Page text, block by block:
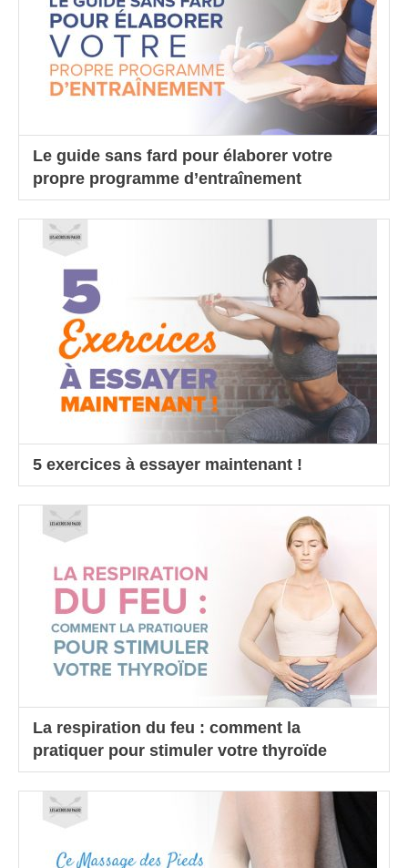
Le guide sans fard pour élaborer votre
propre programme d’entraînement
5 exercices à essayer maintenant !
La respiration du feu : comment la
pratiquer pour stimuler votre thyroïde